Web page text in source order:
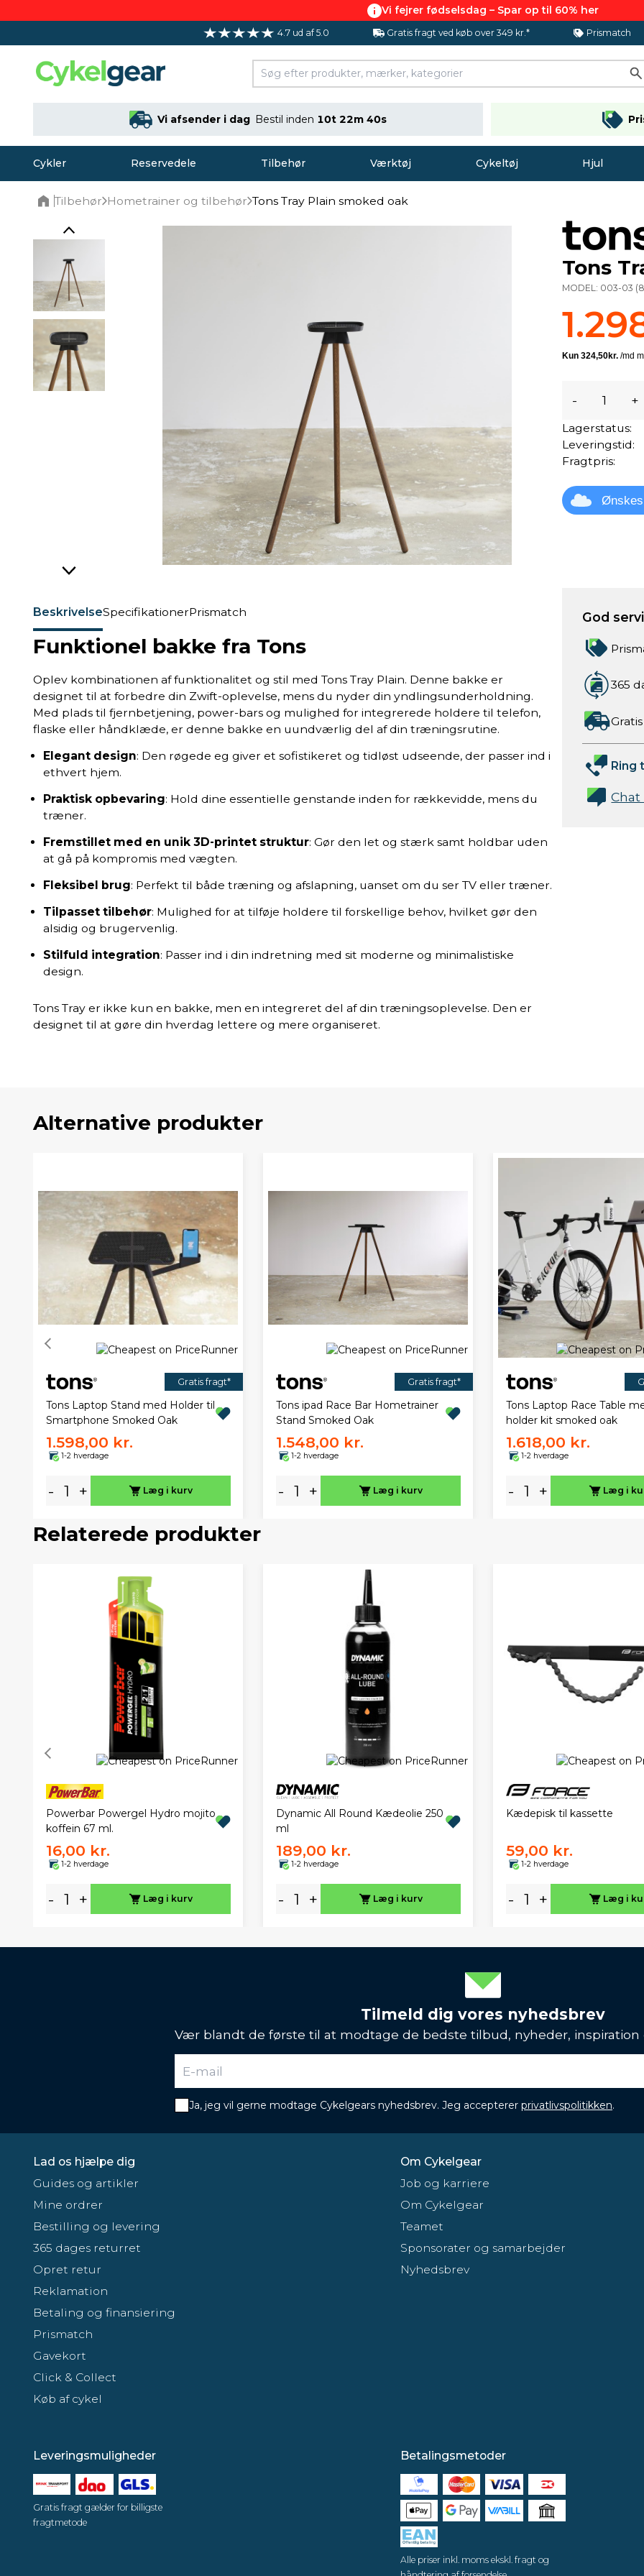
Vi fejrer fødselsdag – Spar op til 60% her
4.7 ud af 5.0 Gratis fragt ved køb over 349 kr.* Prismatch
Vi afsender i dag Bestil inden 10t 22m 39s
Cykler Reservedele Tilbehør Værktøj Cykeltøj Hjul
Tilbehør Hometrainer og tilbehør Tons Tray Plain smoked oak
BeskrivelseSpecifikationerPrismatch
Funktionel bakke fra Tons
Oplev kombinationen af funktionalitet og stil med Tons Tray Plain. Denne bakke er
designet til at forbedre din Zwift-oplevelse, mens du nyder din yndlingsunderholdning.
Med plads til fjernbetjening, power-bars og mulighed for integrerede holdere til telefon,
flaske eller håndklæde, er denne bakke en uundværlig del af din træningsrutine.
Elegant design: Den røgede eg giver et sofistikeret og tidløst udseende, der passer ind i
ethvert hjem.
Praktisk opbevaring: Hold dine essentielle genstande inden for rækkevidde, mens du
træner.
Fremstillet med en unik 3D-printet struktur: Gør den let og stærk samt holdbar uden
at gå på kompromis med vægten.
Fleksibel brug: Perfekt til både træning og afslapning, uanset om du ser TV eller træner.
Tilpasset tilbehør: Mulighed for at tilføje holdere til forskellige behov, hvilket gør den
alsidig og brugervenlig.
Stilfuld integration: Passer ind i din indretning med sit moderne og minimalistiske
design.
Tons Tray er ikke kun en bakke, men en integreret del af din træningsoplevelse. Den er
designet til at gøre din hverdag lettere og mere organiseret.
Tons
MODEL: 003-03 (
- +
Lagerstatus:
Leveringstid:
Fragtpris:
God
365
Ring
Alternative produkter
Gratis fragt*
Tons Laptop Stand med Holder til
Smartphone Smoked Oak
1.598,00 kr.
1-2 hverdage
- + Læg i kurv
Gratis fragt*
Tons ipad Race Bar Hometrainer
Stand Smoked Oak
1.548,00 kr.
1-2 hverdage
- + Læg i kurv
Tons Laptop Race Table
holder kit smoked oak
1.618,00 kr.
1-2 hverdage
- + Læg i
Relaterede produkter
Powerbar Powergel Hydro mojito
koffein 67 ml.
16,00 kr.
1-2 hverdage
- + Læg i kurv
Dynamic All Round Kædeolie 250
ml
189,00 kr.
1-2 hverdage
- + Læg i kurv
Kædepisk til kassette
59,00 kr.
1-2 hverdage
- + Læg i
Tilmeld dig vores nyhedsbrev
Vær blandt de første til at modtage de bedste tilbud, nyheder, inspiration
Ja, jeg vil gerne modtage Cykelgears nyhedsbrev. Jeg accepterer privatlivspolitikken.
Lad os hjælpe dig
Guides og artikler
Mine ordrer
Bestilling og levering
365 dages returret
Opret retur
Reklamation
Betaling og finansiering
Prismatch
Gavekort
Click & Collect
Køb af cykel
Om Cykelgear
Job og karriere
Om Cykelgear
Teamet
Sponsorater og samarbejder
Nyhedsbrev
Leveringsmuligheder
Gratis fragt gælder for billigste
fragtmetode
Betalingsmetoder
Alle priser inkl. moms ekskl. fragt og